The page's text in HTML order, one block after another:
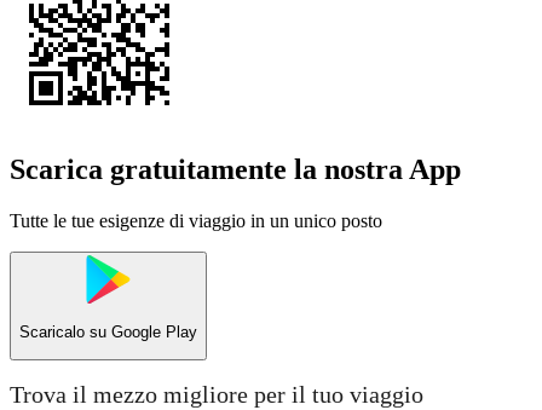
Scarica gratuitamente la nostra App
Tutte le tue esigenze di viaggio in un unico posto
Scaricalo su Google Play
Trova il mezzo migliore per il tuo viaggio